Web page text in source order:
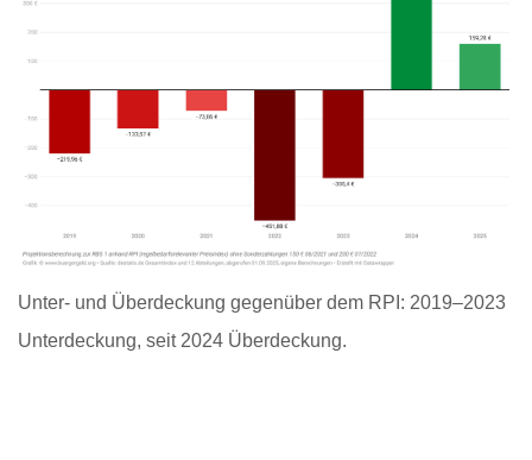
Unter- und Überdeckung gegenüber dem RPI: 2019–2023
Unterdeckung, seit 2024 Überdeckung.